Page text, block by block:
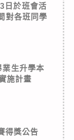
日於班會活
對各班同學
生升學本
施計畫
得獎公告